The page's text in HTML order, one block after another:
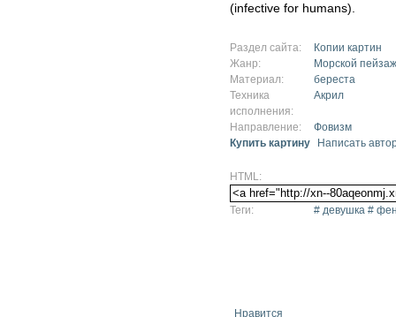
(infective for humans).
Раздел сайта:
Копии картин
Жанр:
Морской пейзаж
Материал:
береста
Техника
исполнения:
Акрил
Направление:
Фовизм
Купить картину
Написать
HTML:
Теги: # девушка #
Нравится